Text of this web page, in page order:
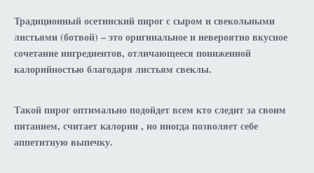
Традиционный осетинский пирог с сыром и свекольными
листьями (ботвой) – это оригинальное и невероятно вкусное
сочетание ингредиентов, отличающееся пониженной
калорийностью благодаря листьям свеклы.
Такой пирог оптимально подойдет всем кто следит за своим
питанием, считает калории , но иногда позволяет себе
аппетитную выпечку.